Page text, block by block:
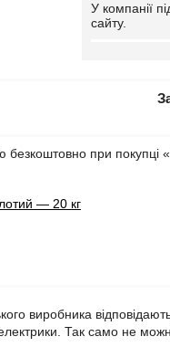
У компанії
сайту.
при покупці
— 20 кг
виробника
Так само не